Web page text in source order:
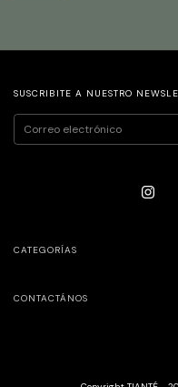
SUSCRIBITE A NUESTRO
CATEGORÍAS
CONTACTÁNOS